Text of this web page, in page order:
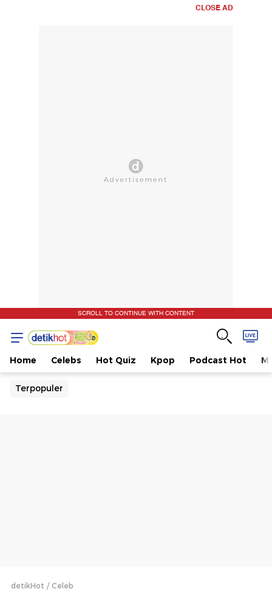
CLOSE AD
SCROLL TO CONTINUE WITH CONTENT
Home Celebs Hot Quiz Kpop Podcast Hot
Terpopuler
detikHot Celeb